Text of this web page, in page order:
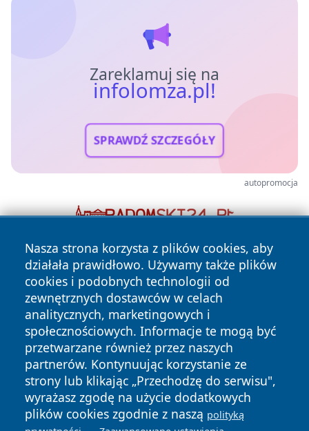
Zareklamuj się na
infolomza.pl!
SPRAWDŹ SZCZEGÓŁY
autopromocja
Nasza strona korzysta z plików cookies, aby
działała prawidłowo. Używamy także plików
cookies i podobnych technologii od
zewnętrznych dostawców w celach
analitycznych, marketingowych i
społecznościowych. Informacje te mogą być
przetwarzane również przez naszych
partnerów. Kontynuując korzystanie ze
strony lub klikając „Przechodzę do serwisu",
wyrażasz zgodę na użycie dodatkowych
plików cookies zgodnie z naszą polityką
Copyright © 2026 infolomza.pl Wszystkie prawa zastrzeżone.
News Autorzy
Polityka
Prywatności
Polityka
Cookies